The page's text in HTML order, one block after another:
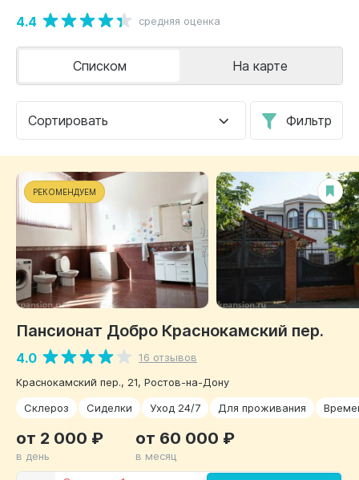
4.4 средняя оценка
Сортировать Фильтр
Списком На карте
РЕКОМЕНДУЕМ
Пансионат Добро Краснокамский пер.
4.0
16 отзывов
Краснокамский пер., 21, Ростов-на-Дону
Склероз
Сиделки Уход 24/7 Для проживания
от 2 000 ₽
в день
от 60 000 ₽
в месяц